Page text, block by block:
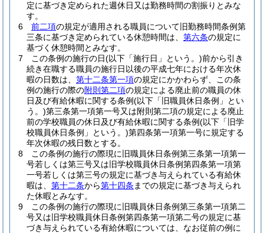
定に基づき定められた週休日又は勤務時間の割振りとみな
す。
6
前二項の規定が適用される職員について旧勤務時間条例第
三条に基づき定められている休憩時間は、 第六条の規定に
基づく休憩時間とみなす。
7
この条例の施行の日(以下「施行日」という。)前から引き
続き在職する職員の施行日以後の平成七年における年次休
暇の日数は、 第十二条第一項の規定にかかわらず、この条
例の施行の際の附則第二項の規定による廃止前の職員の休
日及び有給休暇に関する条例(以下「旧職員休日条例」とい
う。)第三条第一項第一号又は附則第二項の規定による廃止
前の学校職員の休日及び有給休暇に関する条例(以下「旧学
校職員休日条例」という。)第四条第一項第一号に規定する
年次休暇の残日数とする。
8
この条例の施行の際現に旧職員休日条例第三条第一項第一
号若しくは第三号又は旧学校職員休日条例第四条第一項第
一号若しくは第三号の規定に基づき与えられている有給休
暇は、 第十二条から第十四条 までの規定に基づき与えられ
た休暇とみなす。
9
この条例の施行の際現に旧職員休日条例第三条第一項第二
号又は旧学校職員休日条例第四条第一項第二号の規定に基
づき与えられている有給休暇については、なお従前の例に